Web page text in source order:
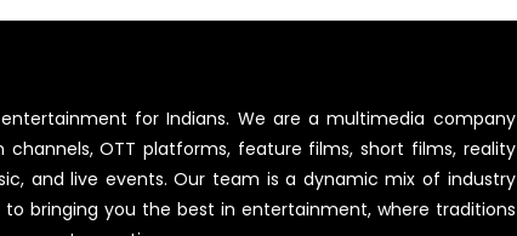
for Indians. We are a multimedia company
channels, OTT platforms, feature films, short films, reality
and live events. Our team is a dynamic mix of industry
bringing you the best in entertainment, where traditions